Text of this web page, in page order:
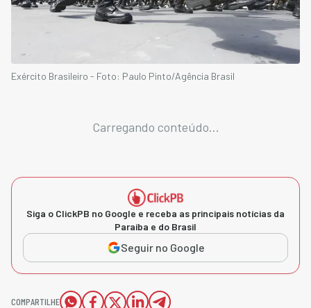
Exército Brasileiro - Foto: Paulo Pinto/Agência Brasil
Carregando conteúdo...
Siga o ClickPB no Google e receba as principais notícias da
Paraíba e do Brasil
Seguir no Google
COMPARTILHE